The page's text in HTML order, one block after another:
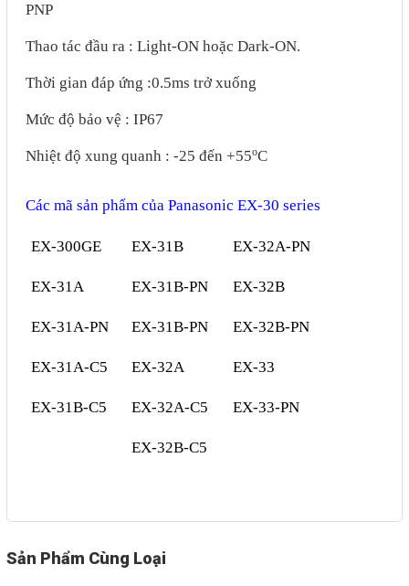
PNP
Thao tác đầu ra : Light-ON hoặc Dark-ON.
Thời gian đáp ứng :0.5ms trở xuống
Mức độ bảo vệ : IP67
Nhiệt độ xung quanh : -25 đến +55oC
Các mã sản phẩm của Panasonic EX-30 series
EX-300GE EX-31B EX-32A-PN
EX-31A EX-31B-PN EX-32B
EX-31A-PN EX-31B-PN EX-32B-PN
EX-31A-C5 EX-32A EX-33
EX-31B-C5 EX-32A-C5 EX-33-PN
EX-32B-C5
Sản Phẩm Cùng Loại
Phụ kiện lắp tủ điện
Thiết kế tủ điện công nghiệp
Sửa chữa biến tần
điều khiển motor bước
Sửa chữa bộ nguồn
Lập trình hệ thống Scada